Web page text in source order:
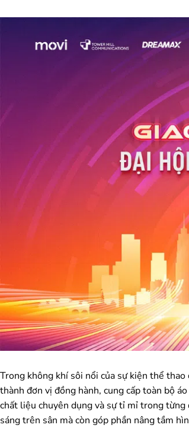
Trong không khí sôi nổi của sự kiện thể
thành đơn vị đồng hành, cung cấp toàn bộ
chất liệu chuyên dụng và sự tỉ mỉ trong
sáng trên sân mà còn góp phần nâng tầm